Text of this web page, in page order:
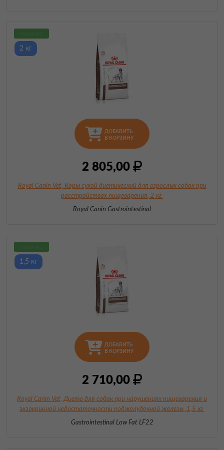
ДОБАВИТЬ
В КОРЗИНУ
2 805,00
2 кг
Royal Canin Vet, Корм сухой диетический для взрослых собак при
расстройствах пищеварения, 2 кг
Royal Canin Gastrointestinal
ДОБАВИТЬ
В КОРЗИНУ
2 710,00
1,5 кг
Royal Canin Vet, Диета для собак при нарушениях пищеварения и
экзокринной недостаточности поджелудочной железы, 1,5 кг
Gastrointestinal Low Fat LF22